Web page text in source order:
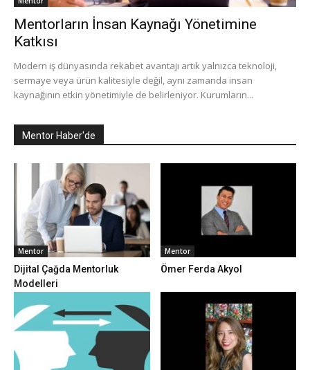
Mentorların İnsan Kaynağı Yönetimine
Katkısı
Modern iş dünyasında rekabet avantajı artık yalnızca teknoloji,
sermaye veya ürün kalitesiyle değil, aynı zamanda insan
kaynağının etkin yönetimiyle de belirleniyor. Kurumların...
Mentor Haber'de
Mentor
Dijital Çağda Mentorluk
Modelleri
Mentor
Ömer Ferda Akyol